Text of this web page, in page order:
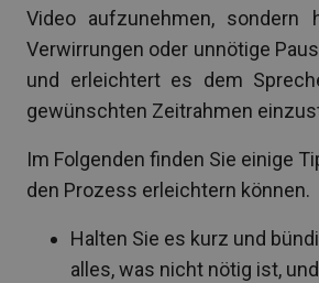
Video aufzunehmen, sondern
Verwirrungen oder unnötige
und erleichtert es dem
gewünschten Zeitrahmen
Im Folgenden finden Sie einige
den Prozess erleichtern können.
Halten Sie es kurz und
alles, was nicht nötig ist,